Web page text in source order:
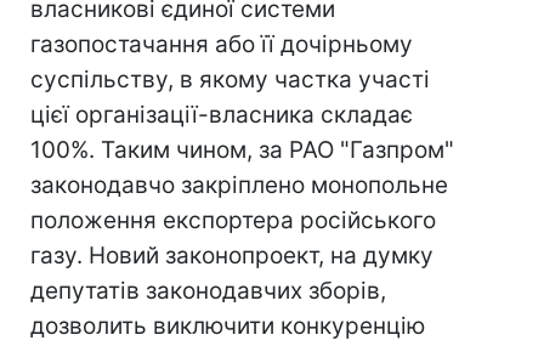
власникові єдиної системи
газопостачання або її дочірньому
суспільству, в якому частка участі
цієї організації-власника складає
100%. Таким чином, за РАО "Газпром"
законодавчо закріплено монопольне
положення експортера російського
газу. Новий законопроект, на думку
депутатів законодавчих зборів,
дозволить виключити конкуренцію